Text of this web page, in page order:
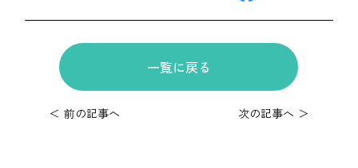
＜ 前の記事へ
一覧に戻る
次の記事へ ＞